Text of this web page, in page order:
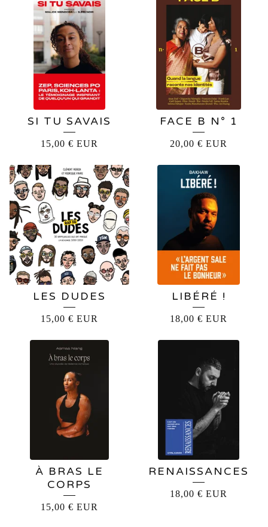
SI TU SAVAIS
15,00 € EUR
FACE B N° 1
20,00 € EUR
LES DUDES
15,00 € EUR
LIBÉRÉ !
18,00 € EUR
À BRAS LE
CORPS
15,00 € EUR
RENAISSANCES
18,00 € EUR